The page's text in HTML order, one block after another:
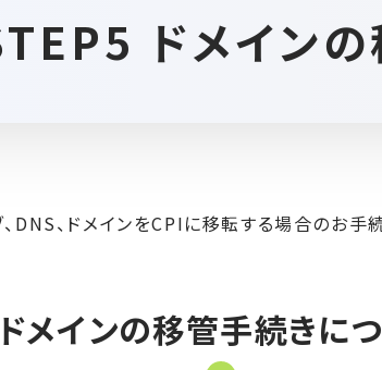
ドメイン
、DNS、ドメインをCPIに移転する場合のお手
ドメインの移管手続きに